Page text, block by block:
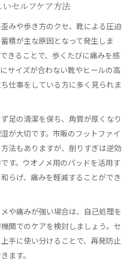
オノメケアの相乗効果に注目
を防ぐアフターケアの重要性
ノメ対策のポイント
軽減に効果的なフットケア法
るウオノメセルフ対策の注意点
人気の痛みを抑える施術
楽になるウオノメケア実例
ウオノメ専門フットケア体験談
足全体の健康管理法を紹介
のウオノメ即日施術の魅力
ウオノメ相談がしやすい理由
ないための予防習慣
役立つ正しいフットケア習慣
いセルフケア方法
みや歩き方のクセ、靴による圧迫
積が主な原因となって発生しま
きることで、歩くたびに痛みを感
サイズが合わない靴やヒールの高
仕事をしている方に多く見られま
足の清潔を保ち、角質が厚くなり
が大切です。市販のフットファイ
法もありますが、削りすぎは逆効
す。ウオノメ用のパッドを活用す
らげ、痛みを軽減することができ
や痛みが強い場合は、自己処理を
関でのケアを検討しましょう。セ
手に使い分けることで、再発防止
ます。